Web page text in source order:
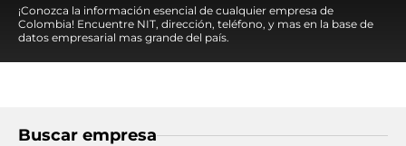
¡Conozca la información esencial de cualquier empresa de
Colombia! Encuentre NIT, dirección, teléfono, y mas en la base de
datos empresarial mas grande del país.
Buscar empresa